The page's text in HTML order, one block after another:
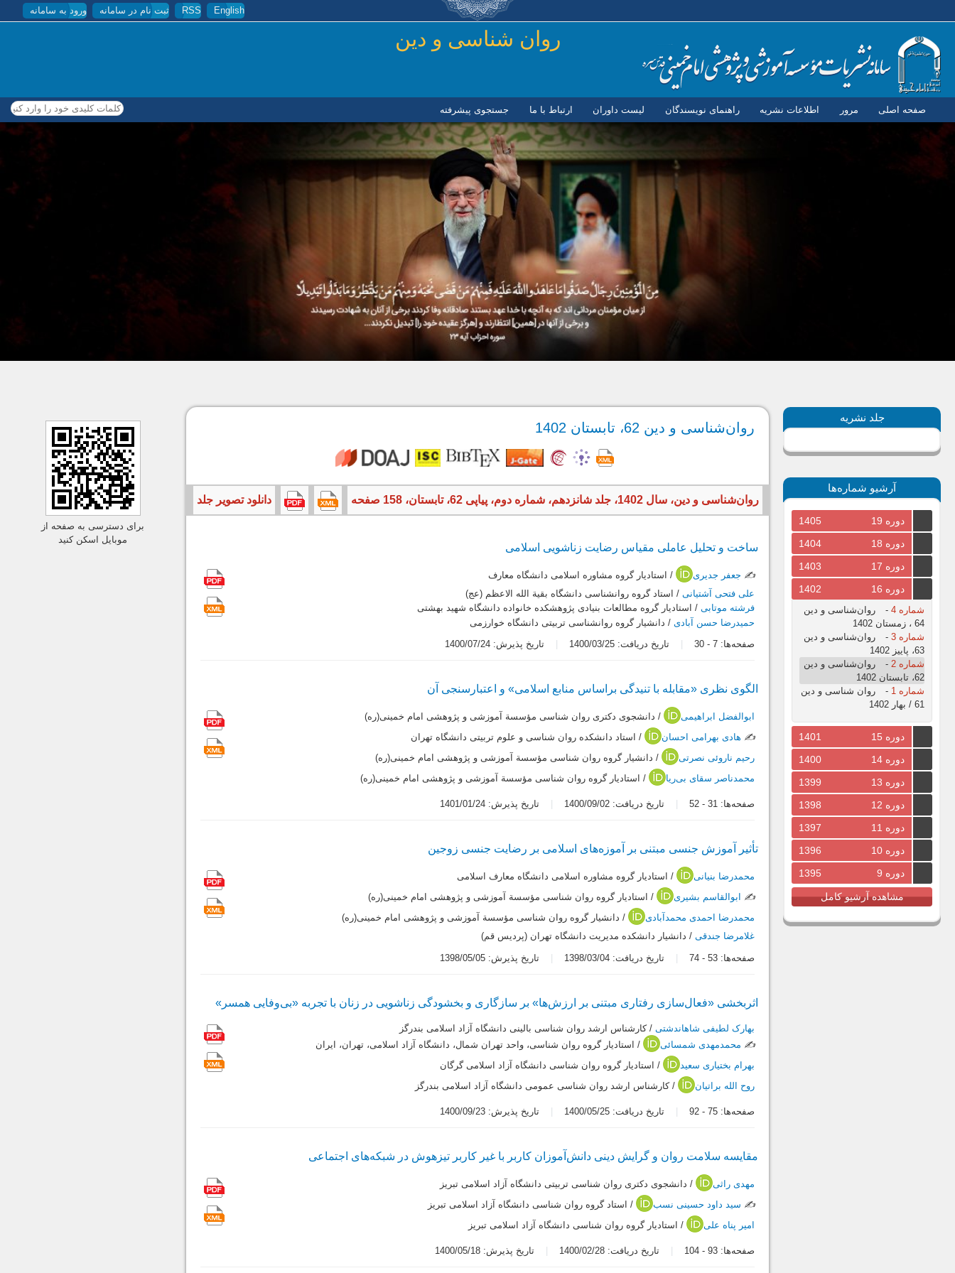
رفتن به محتوای اصلی English
RSS ثبت نام در سامانه ورود به سامانه
روان شناسی و دين
صفحه اصلی مرور اطلاعات نشریه راهنمای نویسندگان لیست داوران ارتباط با ما جستجوی پیشرفته کلمات کلیدی خود را وارد کنید
جلد نشریه
آرشیو شماره‌ها
دوره 19
1405
دوره 18
1404
دوره 17
1403
دوره 16
1402
شماره 4 -
روان‌شناسی و دین
64 ، زمستان 1402
شماره 3
-
روان‌شناسی و دین
63، پاییز 1402
شماره 2
-
روان‌شناسی و دین
62، تابستان 1402
شماره 1
-
روان شناسی و دین
61 / بهار 1402
دوره 15
1401
دوره 14
1400
دوره 13
1399
دوره 12
1398
دوره 11
1397
دوره 10
1396
دوره 9
1395
مشاهده آرشیو کامل
روان‌شناسی و دین 62، تابستان 1402
روان‌شناسی و دین، سال 1402، جلد شانزدهم، شماره دوم، پیاپی 62، تابستان، 158 صفحه دانلود تصویر جلد
ساخت و تحلیل‌ عاملی مقیاس رضایت زناشویی اسلامی
✍️ جعفر جدیری
/ استادیار گروه مشاوره اسلامی دانشگاه معارف
علی فتحی آشتیانی/ استاد گروه روانشناسی دانشگاه بقیة الله الاعظم (عج)
فرشته موتابی/ استادیار گروه مطالعات بنیادی پژوهشکده خانواده دانشگاه شهید بهشتی
حمیدرضا حسن آبادی / دانشیار گروه روانشناسی تربیتی دانشگاه خوارزمی
صفحه‌ها: 7
-
30 تاریخ دریافت: 1400/03/25 تاریخ پذیرش: 1400/07/24
الگوی نظری «مقابله با تنیدگی براساس منابع اسلامی» و اعتبارسنجی آن
ابوالفضل ابراهیمی
/ دانشجوی دکتری روان شناسی مؤسسة آموزشی و پژوهشی امام خمینی(ره)
✍️ هادی بهرامی احسان
/ استاد دانشکده روان شناسی و علوم تربیتی دانشگاه تهران
رحیم ناروئی نصرتی
/ دانشیار گروه روان شناسی مؤسسة آموزشی و پژوهشی امام خمینی(ره)
محمدناصر سقای بی‌ریا
/ استادیار گروه روان شناسی مؤسسة آموزشی و پژوهشی امام خمینی(ره)
صفحه‌ها: 31
-
52 تاریخ دریافت: 1400/09/02 تاریخ پذیرش: 1401/01/24
تأثیر آموزش جنسی مبتنی بر آموزه‌های اسلامی ‌بر رضایت جنسی زوجین
محمدرضا بنیانی
/ استادیار گروه مشاوره اسلامی دانشگاه معارف اسلامی
✍️ ابوالقاسم بشیری
/ استادیار گروه روان شناسی مؤسسة آموزشی و پژوهشی امام خمینی(ره)
محمدرضا احمدی محمدآبادی
/ دانشیار گروه روان شناسی مؤسسة آموزشی و پژوهشی امام خمینی(ره)
غلامرضا جندقی/ دانشیار دانشکده مدیریت دانشگاه تهران (پردیس قم)
صفحه‌ها: 53
-
74 تاریخ دریافت: 1398/03/04 تاریخ پذیرش: 1398/05/05
اثربخشی «فعال‌سازی رفتاری مبتنی بر ارزش‌ها» بر سازگاری و بخشودگی زناشویی در زنان با تجربه «بی‌وفایی همسر»
بهارک لطیفی شاهاندشتی / کارشناس ارشد روان شناسی بالینی دانشگاه آزاد اسلامی بندرگز
✍️ محمدمهدی شمسائی
/ استادیار گروه روان شناسی، واحد تهران شمال، دانشگاه آزاد اسلامی، تهران، ایران
بهرام بختیاری سعید
/ استادیار گروه روان شناسی دانشگاه آزاد اسلامی گرگان
روح الله براتیان
/ کارشناس ارشد روان شناسی عمومی دانشگاه آزاد اسلامی بندرگز
صفحه‌ها: 75
-
92 تاریخ دریافت: 1400/05/25 تاریخ پذیرش: 1400/09/23
مقایسه سلامت روان و گرایش دینی دانش‌آموزان کاربر با غیر کاربر تیزهوش در شبکه‌های اجتماعی
مهدی راثی
/ دانشجوی دکتری روان شناسی تربیتی دانشگاه آزاد اسلامی تبریز
✍️ سید داود حسینی نسب
/ استاد گروه روان شناسی دانشگاه آزاد اسلامی تبریز
امیر پناه علی
/ استادیار گروه روان شناسی دانشگاه آزاد اسلامی تبریز
صفحه‌ها: 93
-
104 تاریخ دریافت: 1400/02/28 تاریخ پذیرش: 1400/05/18
برای دسترسی به صفحه از
موبایل اسکن کنید